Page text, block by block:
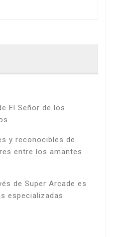
El Señor de los
y reconocibles de
entre los amantes
de Super Arcade es
especializadas.